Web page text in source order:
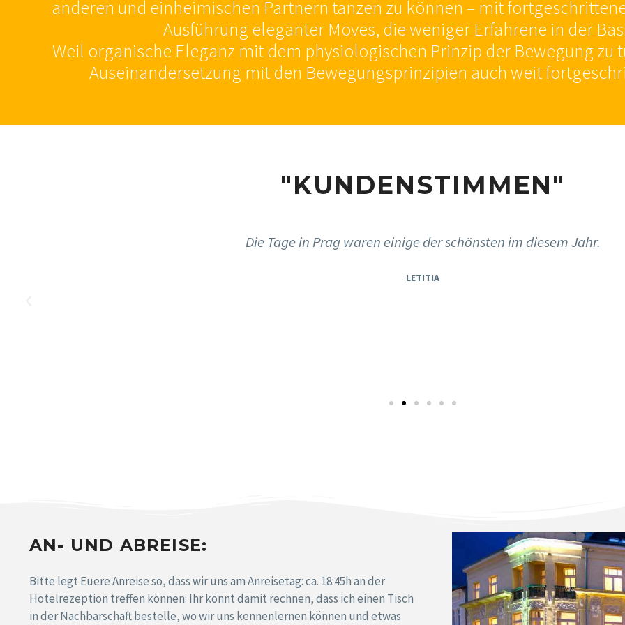
anderen und einheimischen Partnern tanzen zu können – mit
Ausführung eleganter Moves, die weniger Erfahrene in der
Weil organische Eleganz mit dem physiologischen Prinzip der Bewegung
Auseinandersetzung mit den Bewegungsprinzipien auch weit
"KUNDENSTIMMEN"
Die Tage in Prag waren einige der schönsten im diesem Jahr.
LETITIA
AN- UND ABREISE:
Bitte legt Euere Anreise so, dass wir uns am Anreisetag: ca. 18:45h an der
Hotelrezeption treffen können: Ihr könnt damit rechnen, dass ich einen Tisch
in der Nachbarschaft bestelle, wo wir uns kennenlernen können und etwas